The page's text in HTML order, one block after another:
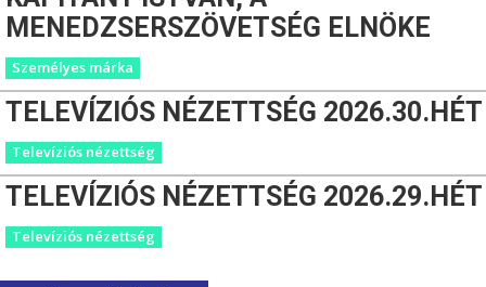
MENEDZSERSZÖVETSÉG ELNÖKE
Személyes márka
TELEVÍZIÓS NÉZETTSÉG 2026.30.HÉT
Televíziós nézettség
TELEVÍZIÓS NÉZETTSÉG 2026.29.HÉT
Televíziós nézettség